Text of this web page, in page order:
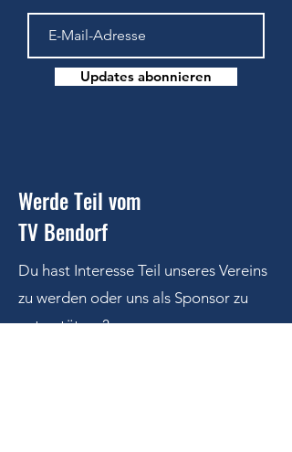
Updates abonnieren
Werde Teil vom
TV Bendorf
Du hast Interesse Teil unseres Vereins
zu werden oder uns als Sponsor zu
unterstützen?